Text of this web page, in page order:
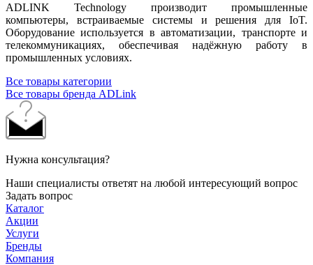
ADLINK Technology производит промышленные
компьютеры, встраиваемые системы и решения для IoT.
Оборудование используется в автоматизации, транспорте и
телекоммуникациях, обеспечивая надёжную работу в
промышленных условиях.
Все товары категории
Все товары бренда ADLink
Нужна консультация?
Наши специалисты ответят на любой интересующий вопрос
Задать вопрос
Каталог
Акции
Услуги
Бренды
Компания